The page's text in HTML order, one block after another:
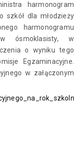
harmonogram
szkół dla młodzieży
harmonogramu
ósmoklasisty, w
o wyniku tego
Egzaminacyjne.
w załączonym